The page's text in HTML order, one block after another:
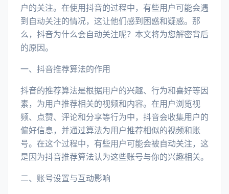
户的关注。在使用抖音的过程中，有些用户可能会遇
到自动关注的情况，这让他们感到困惑和疑惑。那
么，抖音为什么会自动关注呢？本文将为您解密背后
的原因。
一、抖音推荐算法的作用
抖音的推荐算法是根据用户的兴趣、行为和喜好等因
素，为用户推荐相关的视频和内容。在用户浏览视
频、点赞、评论和分享等行为中，抖音会收集用户的
偏好信息，并通过算法为用户推荐相似的视频和账
号。在这个过程中，有些用户可能会被自动关注，这
是因为抖音推荐算法认为这些账号与你的兴趣相关。
二、账号设置与互动影响